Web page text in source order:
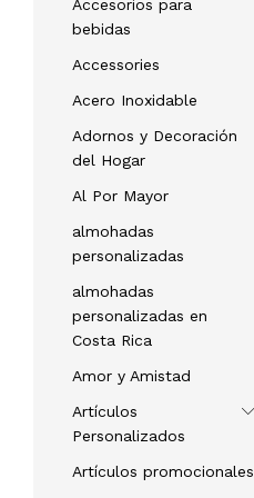
Accesorios para
bebidas
Accessories
Acero Inoxidable
Adornos y Decoración
del Hogar
Al Por Mayor
almohadas
personalizadas
almohadas
personalizadas en
Costa Rica
Amor y Amistad
Artículos
Personalizados
Artículos promocionales